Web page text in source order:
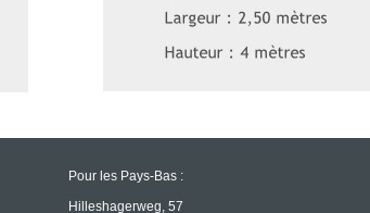
Pour les Pays-Bas :
Hilleshagerweg, 57